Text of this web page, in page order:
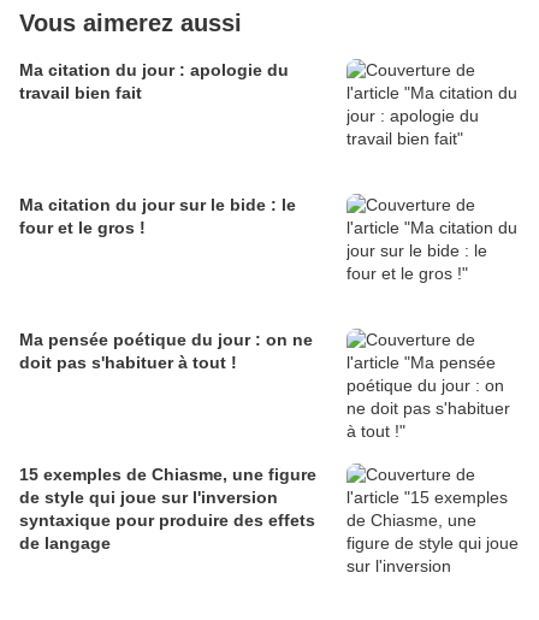
Vous aimerez aussi
Ma citation du jour : apologie du
travail bien fait
Ma citation du jour sur le bide : le
four et le gros !
Ma pensée poétique du jour : on ne
doit pas s'habituer à tout !
15 exemples de Chiasme, une figure
de style qui joue sur l'inversion
syntaxique pour produire des effets
de langage